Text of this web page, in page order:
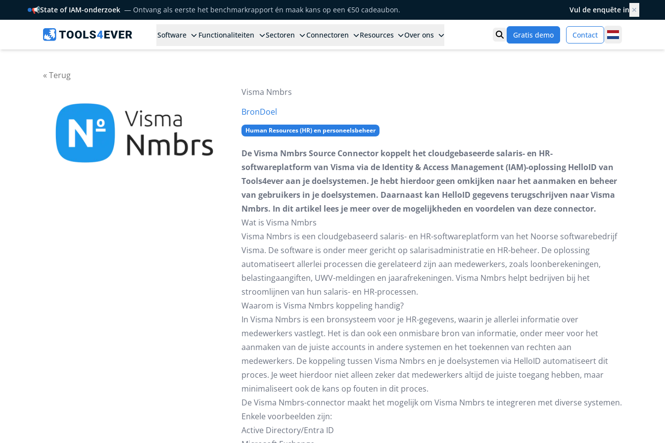
📢State of IAM-onderzoek — Ontvang als eerste het benchmarkrapport én maak kans op een €50 cadeaubon. Vul de enquête in ✕
Software Functionaliteiten Sectoren Connectoren Resources Over ons Toon zoek
Gratis demo Contact Netherlands
« Terug
Visma Nmbrs
BronDoel
Human Resources (HR) en personeelsbeheer
De Visma Nmbrs Source Connector koppelt het cloudgebaseerde salaris- en HR-
softwareplatform van Visma via de Identity & Access Management (IAM)-oplossing HelloID van
Tools4ever aan je doelsystemen. Je hebt hierdoor geen omkijken naar het aanmaken en beheer
van gebruikers in je doelsystemen. Daarnaast kan HelloID gegevens terugschrijven naar Visma
Nmbrs. In dit artikel lees je meer over de mogelijkheden en voordelen van deze connector.
Wat is Visma Nmbrs
Visma Nmbrs is een cloudgebaseerd salaris- en HR-softwareplatform van het Noorse softwarebedrijf
Visma. De software is onder meer gericht op salarisadministratie en HR-beheer. De oplossing
automatiseert allerlei processen die gerelateerd zijn aan medewerkers, zoals loonberekeningen,
belastingaangiften, UWV-meldingen en jaarafrekeningen. Visma Nmbrs helpt bedrijven bij het
stroomlijnen van hun salaris- en HR-processen.
Waarom is Visma Nmbrs koppeling handig?
In Visma Nmbrs is een bronsysteem voor je HR-gegevens, waarin je allerlei informatie over
medewerkers vastlegt. Het is dan ook een onmisbare bron van informatie, onder meer voor het
aanmaken van de juiste accounts in andere systemen en het toekennen van rechten aan
medewerkers. De koppeling tussen Visma Nmbrs en je doelsystemen via HelloID automatiseert dit
proces. Je weet hierdoor niet alleen zeker dat medewerkers altijd de juiste toegang hebben, maar
minimaliseert ook de kans op fouten in dit proces.
De Visma Nmbrs-connector maakt het mogelijk om Visma Nmbrs te integreren met diverse systemen.
Enkele voorbeelden zijn:
Active Directory/Entra ID